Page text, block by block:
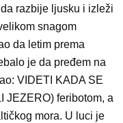
razbije ljusku i izleži
snagom
da letim prema
je da pređem na
VIDETI KADA SE
JEZERO) feribotom, a
mora. U luci je